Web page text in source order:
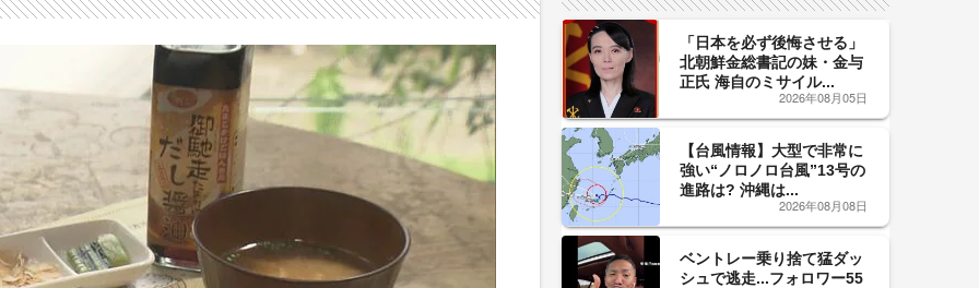
「日本を必ず後悔させる」
北朝鮮金総書記の妹・金与
正氏 海自のミサイル...
2026年08月05日
【台風情報】大型で非常に
強い“ノロノロ台風”13号の
進路は? 沖縄は...
2026年08月08日
ベントレー乗り捨て猛ダッ
シュで逃走...フォロワー55